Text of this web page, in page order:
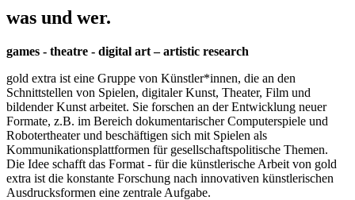
was und wer.
games - theatre - digital art – artistic research
gold extra ist eine Gruppe von Künstler*innen, die an den
Schnittstellen von Spielen, digitaler Kunst, Theater, Film und
bildender Kunst arbeitet. Sie forschen an der Entwicklung neuer
Formate, z.B. im Bereich dokumentarischer Computerspiele und
Robotertheater und beschäftigen sich mit Spielen als
Kommunikationsplattformen für gesellschaftspolitische Themen.
Die Idee schafft das Format - für die künstlerische Arbeit von gold
extra ist die konstante Forschung nach innovativen künstlerischen
Ausdrucksformen eine zentrale Aufgabe.